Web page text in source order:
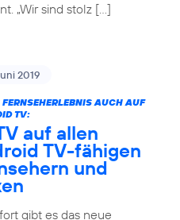
„Wir sind stolz […]
2019
FERNSEHERLEBNIS AUCH AUF
TV:
auf allen
TV-fähigen
und
gibt es das neue